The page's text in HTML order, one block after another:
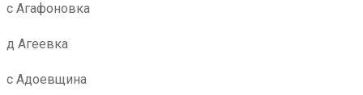
с Агафоновка
д Агеевка
с Адоевщина